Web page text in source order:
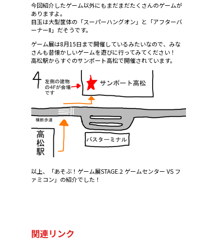
今回紹介したゲーム以外にもまだまだたくさんのゲームが
ありますよ。
目玉は大型筐体の「スーパーハングオン」と「アフターバ
ーナーⅡ」だそうです。
ゲーム展は8月15日まで開催しているみたいなので、みな
さんも昔懐かしいゲームを遊びに行ってみてください！
高松駅からすぐのサンポート高松で開催されています。
以上、「あそぶ！ゲーム展STAGE.2 ゲームセンター VS フ
ァミコン」の紹介でした！
関連リンク